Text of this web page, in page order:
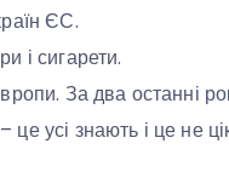
ЄС.
і сигарети.
За два останні
усі знають і це не